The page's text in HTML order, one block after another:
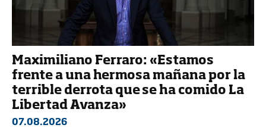
Maximiliano Ferraro: «Estamos
frente a una hermosa mañana por la
terrible derrota que se ha comido La
Libertad Avanza»
07.08.2026